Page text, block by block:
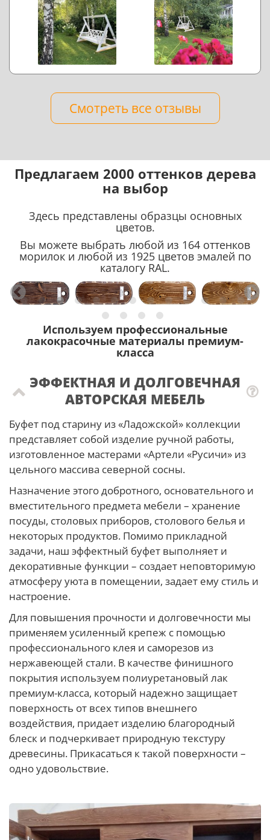
Смотреть все отзывы
Предлагаем 2000 оттенков дерева
на выбор
Здесь представлены образцы основных
цветов.
Вы можете выбрать любой из 164 оттенков
морилок и любой из 1925 цветов эмалей по
каталогу RAL.
Используем профессиональные
лакокрасочные материалы премиум-
класса
ЭФФЕКТНАЯ И ДОЛГОВЕЧНАЯ
АВТОРСКАЯ МЕБЕЛЬ
Буфет под старину из «Ладожской» коллекции
представляет собой изделие ручной работы,
изготовленное мастерами «Артели «Русичи» из
цельного массива северной сосны.
Назначение этого добротного, основательного и
вместительного предмета мебели – хранение
посуды, столовых приборов, столового белья и
некоторых продуктов. Помимо прикладной
задачи, наш эффектный буфет выполняет и
декоративные функции – создает неповторимую
атмосферу уюта в помещении, задает ему стиль и
настроение.
Для повышения прочности и долговечности мы
применяем усиленный крепеж с помощью
профессионального клея и саморезов из
нержавеющей стали. В качестве финишного
покрытия используем полиуретановый лак
премиум-класса, который надежно защищает
поверхность от всех типов внешнего
воздействия, придает изделию благородный
блеск и подчеркивает природную текстуру
древесины. Прикасаться к такой поверхности –
одно удовольствие.